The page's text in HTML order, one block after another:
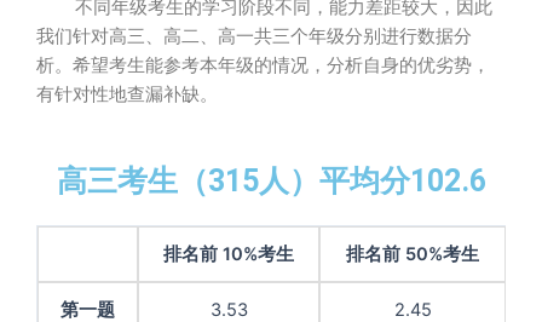
不同年级考生的学习阶段不同，能力差距较大，因此
我们针对高三、高二、高一共三个年级分别进行数据分
析。希望考生能参考本年级的情况，分析自身的优劣势，
有针对性地查漏补缺。
高三考生（315人）平均分102.6
排名前 10%考生 排名前 50%考生
第一题 3.53 2.45